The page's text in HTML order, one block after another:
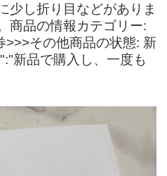
少し折り目などがありま
商品の情報カテゴリー:
>>>その他商品の状態: 新
新品で購入し、一度も